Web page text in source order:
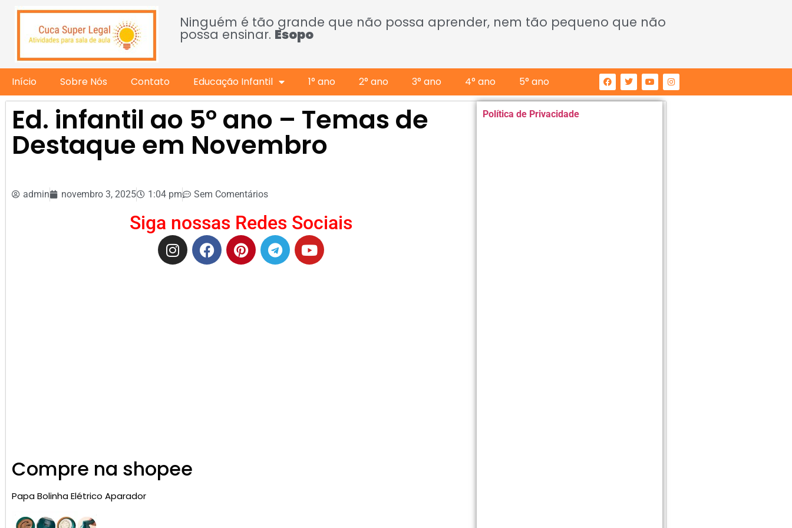
Ninguém é tão grande que não possa aprender, nem tão pequeno que não
possa ensinar. Esopo
Início Sobre Nós Contato Educação Infantil 1° ano 2° ano 3° ano 4° ano 5° ano
Ed. infantil ao 5º ano – Temas de
Destaque em Novembro
admin novembro 3, 2025 1:04 pm Sem Comentários
Siga nossas Redes Sociais
Compre na shopee
Papa Bolinha Elétrico Aparador
Política de Privacidade